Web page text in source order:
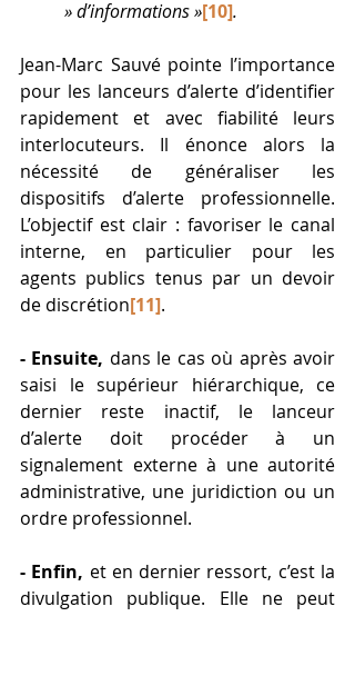
» d’informations »[10].
Jean-Marc Sauvé pointe l’importance
pour les lanceurs d’alerte d’identifier
rapidement et avec fiabilité leurs
interlocuteurs. Il énonce alors la
nécessité de généraliser les
dispositifs d’alerte professionnelle.
L’objectif est clair : favoriser le canal
interne, en particulier pour les
agents publics tenus par un devoir
de discrétion[11].
- Ensuite, dans le cas où après avoir
saisi le supérieur hiérarchique, ce
dernier reste inactif, le lanceur
d’alerte doit procéder à un
signalement externe à une autorité
administrative, une juridiction ou un
ordre professionnel.
- Enfin, et en dernier ressort, c’est la
divulgation publique. Elle ne peut